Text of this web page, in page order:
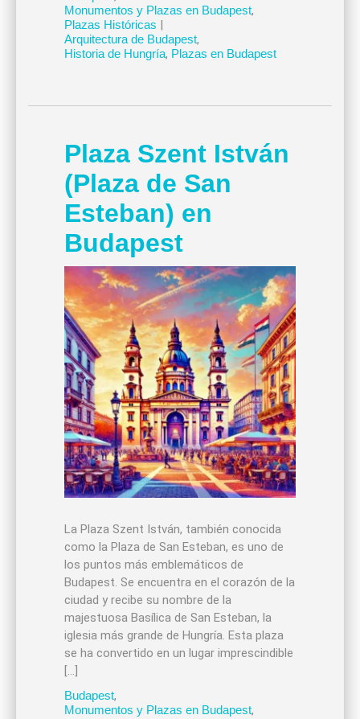
Monumentos y Plazas en Budapest,
Plazas Históricas |
Arquitectura de Budapest,
Historia de Hungría, Plazas en Budapest
Plaza Szent István
(Plaza de San
Esteban) en
Budapest
La Plaza Szent István, también conocida
como la Plaza de San Esteban, es uno de
los puntos más emblemáticos de
Budapest. Se encuentra en el corazón de la
ciudad y recibe su nombre de la
majestuosa Basílica de San Esteban, la
iglesia más grande de Hungría. Esta plaza
se ha convertido en un lugar imprescindible
[…]
Budapest,
Monumentos y Plazas en Budapest,